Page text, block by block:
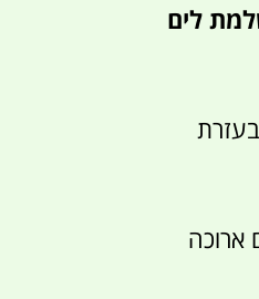
30 ליטר מושלמת לים
ארוכה